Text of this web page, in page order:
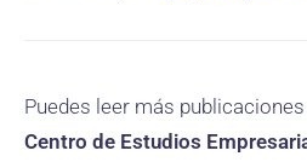
Puedes leer más publicaciones
Centro de Estudios